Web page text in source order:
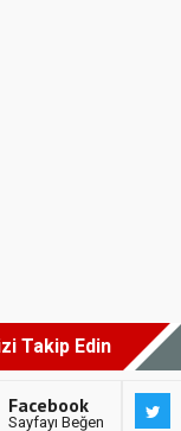
Takip Edin
Facebook
Sayfayı Beğen